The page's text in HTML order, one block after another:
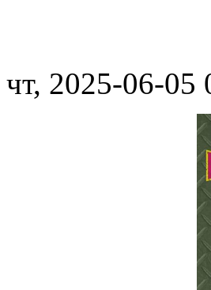
чт, 2025-06-